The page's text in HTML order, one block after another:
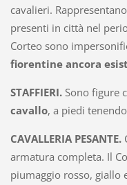
cavalieri.
presenti in città nel
Corteo sono
fiorentine ancora
STAFFIERI. Sono figure
cavallo, a piedi
CAVALLERIA PESANTE.
armatura completa. Il
piumaggio rosso, giallo